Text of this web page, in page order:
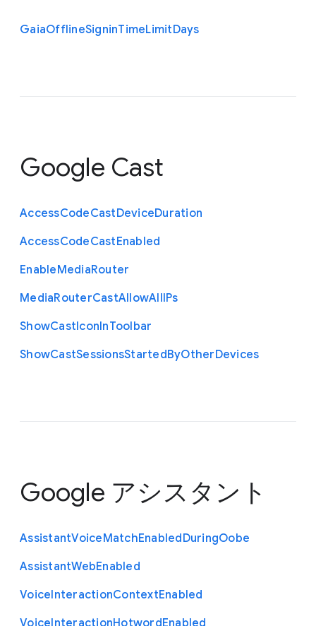
GaiaOfflineSigninTimeLimitDays
Google Cast
AccessCodeCastDeviceDuration
AccessCodeCastEnabled
EnableMediaRouter
MediaRouterCastAllowAllIPs
ShowCastIconInToolbar
ShowCastSessionsStartedByOtherDevices
Google アシスタント
AssistantVoiceMatchEnabledDuringOobe
AssistantWebEnabled
VoiceInteractionContextEnabled
VoiceInteractionHotwordEnabled